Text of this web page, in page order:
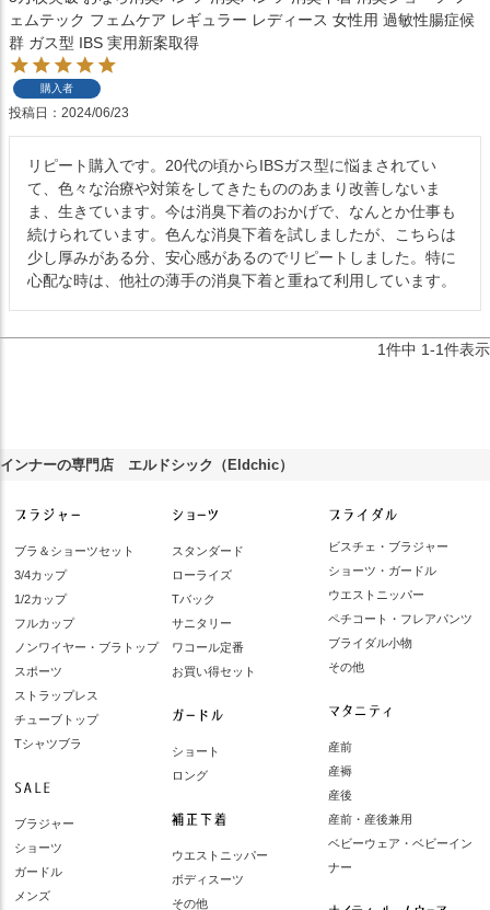
ェムテック フェムケア レギュラー レディース 女性用 過敏性腸症候
群 ガス型 IBS 実用新案取得
購入者
投稿日 2024/06/23
リピート購入です。20代の頃からIBSガス型に悩まされてい
て、色々な治療や対策をしてきたもののあまり改善しないま
ま、生きています。今は消臭下着のおかげで、なんとか仕事も
続けられています。色んな消臭下着を試しましたが、こちらは
少し厚みがある分、安心感があるのでリピートしました。特に
心配な時は、他社の薄手の消臭下着と重ねて利用しています。
1件中 1-1件表示
インナーの専門店 エルドシック（Eldchic）
ブラ＆ショーツセット
3/4カップ
1/2カップ
フルカップ
ノンワイヤー・ブラトップ
スポーツ
ストラップレス
チューブトップ
Tシャツブラ
ブラジャー
ショーツ
ガードル
メンズ
スタンダード
ローライズ
Tバック
サニタリー
ワコール定番
お買い得セット
ショート
ロング
ウエストニッパー
ボディスーツ
その他
ビスチェ・ブラジャー
ショーツ・ガードル
ウエストニッパー
ペチコート・フレアパンツ
ブライダル小物
その他
産前
産褥
産後
産前・産後兼用
ベビーウェア・ベビーイン
ナー